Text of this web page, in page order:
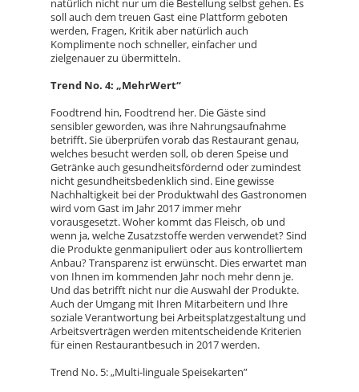
natürlich nicht nur um die Bestellung selbst gehen. Es
soll auch dem treuen Gast eine Plattform geboten
werden, Fragen, Kritik aber natürlich auch
Komplimente noch schneller, einfacher und
zielgenauer zu übermitteln.
Trend No. 4: „MehrWert“
Foodtrend hin, Foodtrend her. Die Gäste sind
sensibler geworden, was ihre Nahrungsaufnahme
betrifft. Sie überprüfen vorab das Restaurant genau,
welches besucht werden soll, ob deren Speise und
Getränke auch gesundheitsfördernd oder zumindest
nicht gesundheitsbedenklich sind. Eine gewisse
Nachhaltigkeit bei der Produktwahl des Gastronomen
wird vom Gast im Jahr 2017 immer mehr
vorausgesetzt. Woher kommt das Fleisch, ob und
wenn ja, welche Zusatzstoffe werden verwendet? Sind
die Produkte genmanipuliert oder aus kontrolliertem
Anbau? Transparenz ist erwünscht. Dies erwartet man
von Ihnen im kommenden Jahr noch mehr denn je.
Und das betrifft nicht nur die Auswahl der Produkte.
Auch der Umgang mit Ihren Mitarbeitern und Ihre
soziale Verantwortung bei Arbeitsplatzgestaltung und
Arbeitsverträgen werden mitentscheidende Kriterien
für einen Restaurantbesuch in 2017 werden.
Trend No. 5: „Multi-linguale Speisekarten”